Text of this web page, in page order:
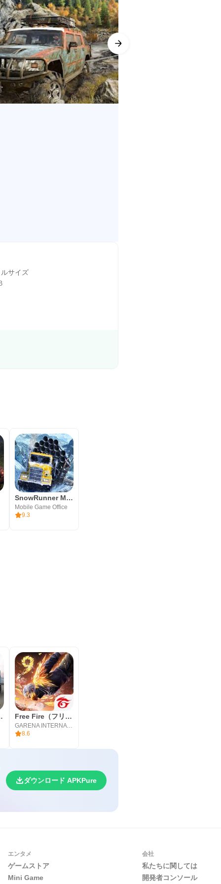
snorkels, attaching chains to
with community-created
サイズ
SnowRunner Mobile
Mobile Game Office
9.3
Free Fire（フリーファイア）
GARENA INTERNATIONAL I
8.6
ダウンロード APKPure
エンタメ
ゲームストア
Mini Game
会社
私たちに関しては
開発者コンソール